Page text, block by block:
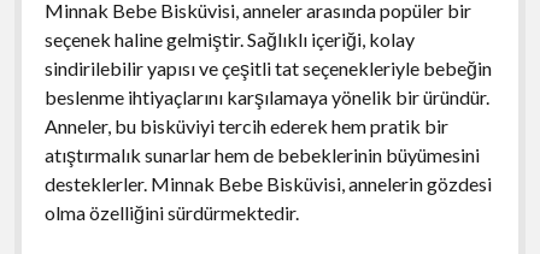
Minnak Bebe Bisküvisi, anneler arasında popüler bir
seçenek haline gelmiştir. Sağlıklı içeriği, kolay
sindirilebilir yapısı ve çeşitli tat seçenekleriyle bebeğin
beslenme ihtiyaçlarını karşılamaya yönelik bir üründür.
Anneler, bu bisküviyi tercih ederek hem pratik bir
atıştırmalık sunarlar hem de bebeklerinin büyümesini
desteklerler. Minnak Bebe Bisküvisi, annelerin gözdesi
olma özelliğini sürdürmektedir.